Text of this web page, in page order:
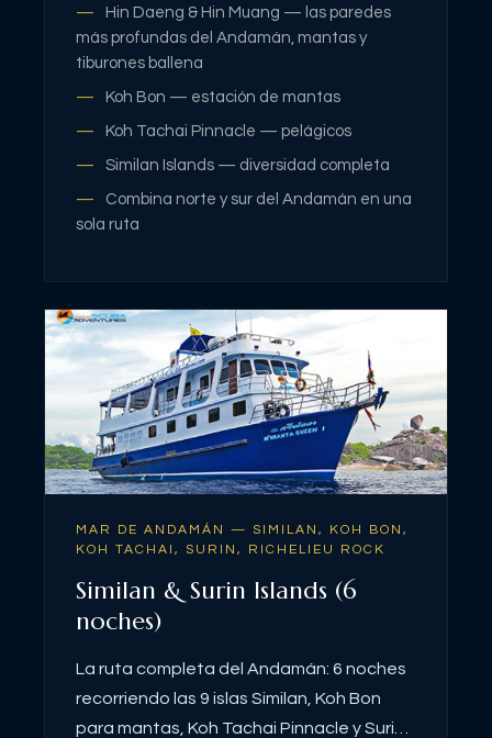
Hin Daeng & Hin Muang — las paredes
más profundas del Andamán, mantas y
tiburones ballena
Koh Bon — estación de mantas
Koh Tachai Pinnacle — pelágicos
Similan Islands — diversidad completa
Combina norte y sur del Andamán en una
sola ruta
MAR DE ANDAMÁN — SIMILAN, KOH BON,
KOH TACHAI, SURIN, RICHELIEU ROCK
Similan & Surin Islands (6
noches)
La ruta completa del Andamán: 6 noches
recorriendo las 9 islas Similan, Koh Bon
para mantas, Koh Tachai Pinnacle y Surin